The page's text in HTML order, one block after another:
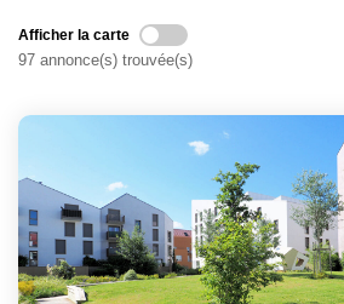
Qui Sommes Nous
CONTACT
Afficher la carte
97 annonce(s) trouvée(s)